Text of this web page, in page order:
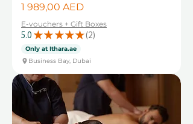
Цена
1 989,00 AED
E-vouchers + Gift Boxes
5.0 ★ ★ ★ ★ ★ 2
2
Only at Ithara.ae
Business Bay, Dubai